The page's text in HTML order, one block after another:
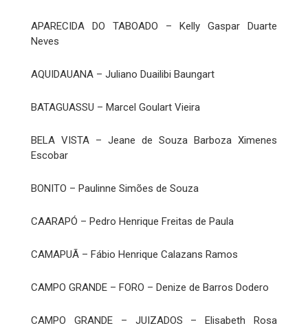
APARECIDA DO TABOADO – Kelly Gaspar Duarte
Neves
AQUIDAUANA – Juliano Duailibi Baungart
BATAGUASSU – Marcel Goulart Vieira
BELA VISTA – Jeane de Souza Barboza Ximenes
Escobar
BONITO – Paulinne Simões de Souza
CAARAPÓ – Pedro Henrique Freitas de Paula
CAMAPUÃ – Fábio Henrique Calazans Ramos
CAMPO GRANDE – FORO – Denize de Barros Dodero
CAMPO GRANDE – JUIZADOS – Elisabeth Rosa